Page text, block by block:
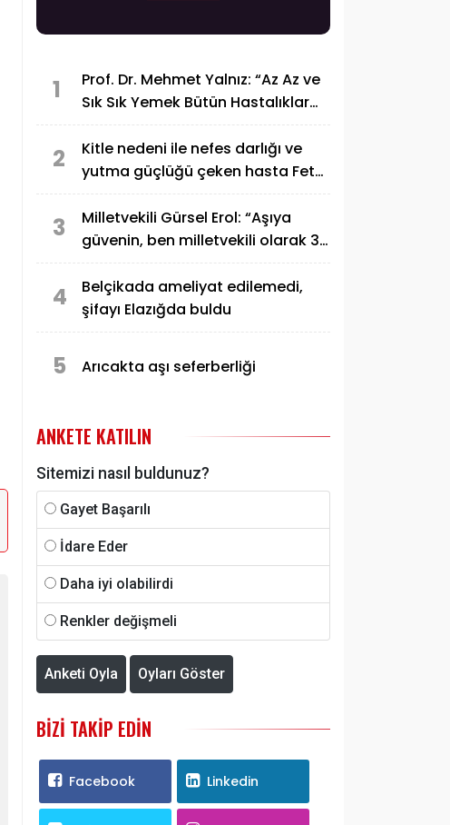
1
Prof. Dr. Mehmet Yalnız: “Az Az ve
Sık Sık Yemek Bütün Hastalıklar
Şeklidir”
2
Kitle nedeni ile nefes darlığı ve
yutma güçlüğü çeken hasta Fethi
sağlığına kavuştu
3
Milletvekili Gürsel Erol: “Aşıya
güvenin, ben milletvekili olarak 3
4
Belçikada ameliyat edilemedi,
şifayı Elazığda buldu
5 Arıcakta aşı seferberliği
ANKETE KATILIN
Sitemizi nasıl buldunuz?
Gayet Başarılı
İdare Eder
Daha iyi olabilirdi
Renkler değişmeli
Anketi Oyla Oyları Göster
BIZI TAKIP EDIN
Facebook Linkedin